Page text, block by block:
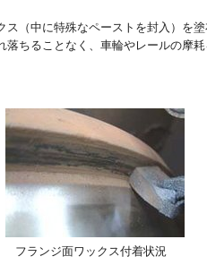
ス（中に特殊なペーストを封入）を塗
ちることなく、車輪やレールの摩
ンジ面ワックス付着状況